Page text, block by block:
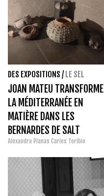
DES EXPOSITIONS / LE SEL
JOAN MATEU TRANSFORME
LA MÉDITERRANÉE EN
MATIÈRE DANS LES
BERNARDES DE SALT
Alexandra Planas Carles Toribio